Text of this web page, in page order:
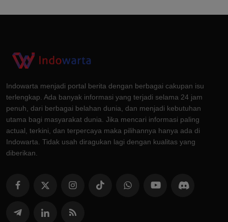
Indowarta menjadi portal berita dengan berbagai cakupan isu
terlengkap. Ada banyak informasi yang terjadi selama 24 jam
penuh, dari berbagai belahan dunia, dan menjadi kebutuhan
utama bagi masyarakat dunia. Jika mencari informasi paling
actual, terkini, dan terpercaya maka pilihannya hanya ada di
Indowarta. Tidak usah diragukan lagi dengan kualitas yang
diberikan.